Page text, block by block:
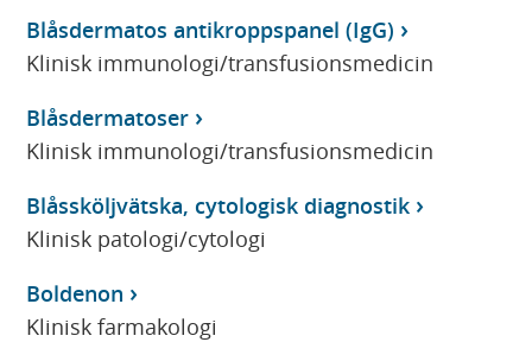
Blåsdermatos antikroppspanel (IgG)
Klinisk immunologi/transfusionsmedicin
Blåsdermatoser
Klinisk immunologi/transfusionsmedicin
Blåssköljvätska, cytologisk diagnostik
Klinisk patologi/cytologi
Boldenon
Klinisk farmakologi